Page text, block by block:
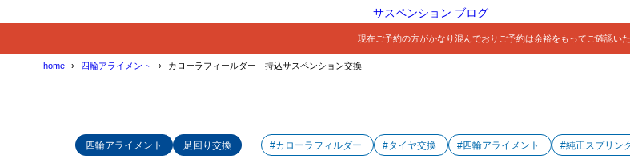
サスペンション ブログ
現在ご予約の方がかなり混んでおりご予約は余裕をもってご確認い
home 四輪アライメント カローラフィールダー 持込サスペンション交換
四輪アライメント 足回り交換 #カローラフィルダー #タイヤ交換 #四輪アライメント #純正スプリン